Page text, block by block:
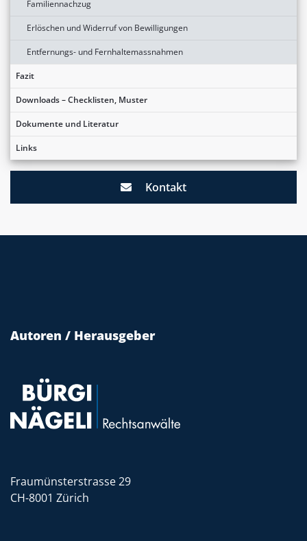
Familiennachzug
Erlöschen und Widerruf von Bewilligungen
Entfernungs- und Fernhaltemassnahmen
Fazit
Downloads – Checklisten, Muster
Dokumente und Literatur
Links
Kontakt
Autoren / Herausgeber
Fraumünsterstrasse 29
CH-8001 Zürich